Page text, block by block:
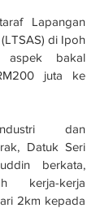
Lapangan
di Ipoh
aspek bakal
juta ke
dan
Datuk Seri
berkata,
kerja-kerja
2km kepada